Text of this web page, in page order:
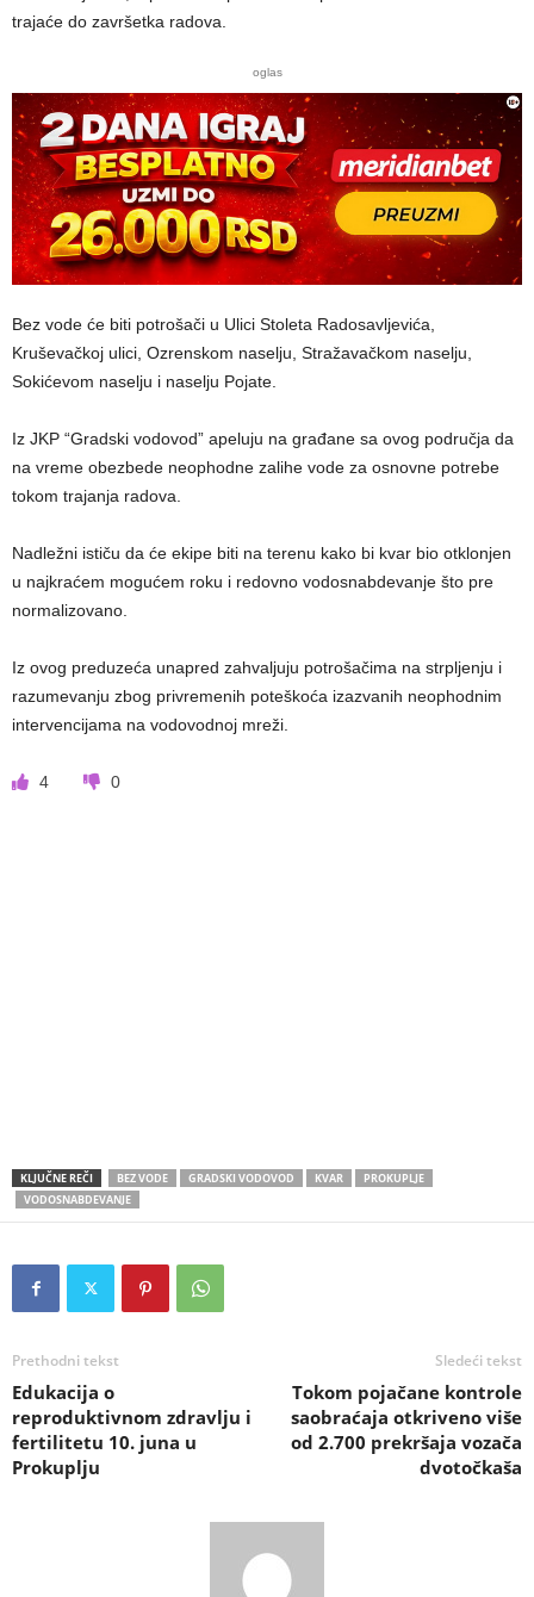
trajaće do završetka radova.
oglas
Bez vode će biti potrošači u Ulici Stoleta Radosavljevića,
Kruševačkoj ulici, Ozrenskom naselju, Stražavačkom naselju,
Sokićevom naselju i naselju Pojate.
Iz JKP “Gradski vodovod” apeluju na građane sa ovog područja da
na vreme obezbede neophodne zalihe vode za osnovne potrebe
tokom trajanja radova.
Nadležni ističu da će ekipe biti na terenu kako bi kvar bio otklonjen
u najkraćem mogućem roku i redovno vodosnabdevanje što pre
normalizovano.
Iz ovog preduzeća unapred zahvaljuju potrošačima na strpljenju i
razumevanju zbog privremenih poteškoća izazvanih neophodnim
intervencijama na vodovodnoj mreži.
4 0
KLJUČNE REČI BEZ VODE GRADSKI VODOVOD KVAR
PROKUPLJE
VODOSNABDEVANJE
Prethodni tekst
Edukacija o
reproduktivnom zdravlju i
fertilitetu 10. juna u
Prokuplju
Sledeći tekst
Tokom pojačane kontrole
saobraćaja otkriveno više
od 2.700 prekršaja vozača
dvotočkaša